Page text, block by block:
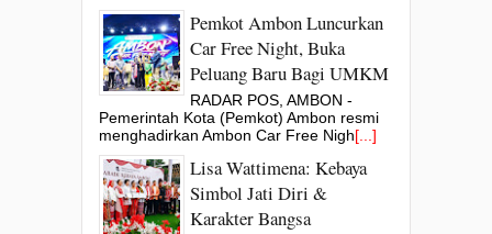
Pemkot Ambon Luncurkan
Car Free Night, Buka
Peluang Baru Bagi UMKM
RADAR POS, AMBON -
Pemerintah Kota (Pemkot) Ambon resmi
menghadirkan Ambon Car Free Nigh[...]
Lisa Wattimena: Kebaya
Simbol Jati Diri &
Karakter Bangsa